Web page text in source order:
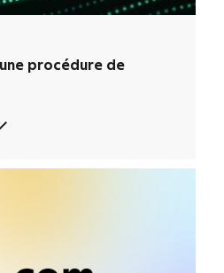
procédure de